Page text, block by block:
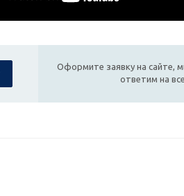
Оформите заявку на сайте,
ответим на